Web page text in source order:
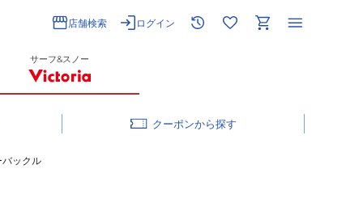
店舗検索 ログイン
サーフ&スノー
クーポン
ックル